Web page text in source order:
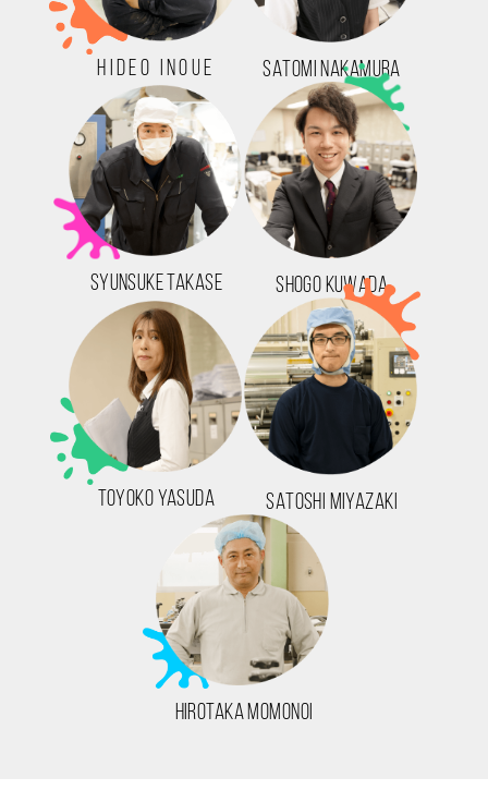
HIDEO INOUE SATOMI NAKAMURA
SYUNSUKE TAKASE SHOGO KUWADA
TOYOKO YASUDA SATOSHI MIYAZAKI
HIROTAKA MOMONOI